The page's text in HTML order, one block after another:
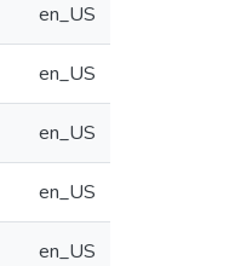
en_US
en_US
en_US
en_US
en_US